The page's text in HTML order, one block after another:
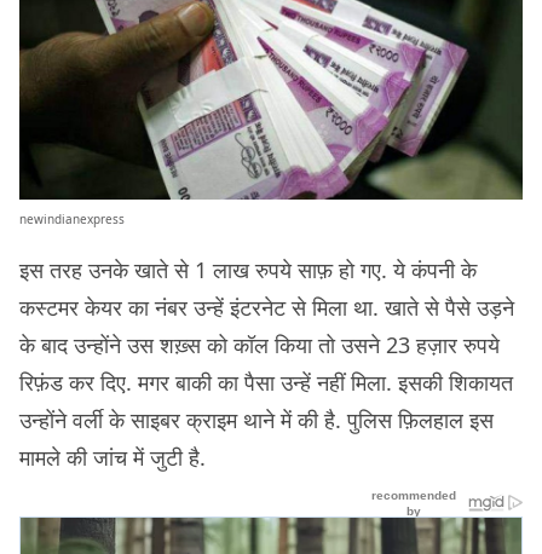
newindianexpress
इस तरह उनके खाते से 1 लाख रुपये साफ़ हो गए. ये कंपनी के
कस्टमर केयर का नंबर उन्हें इंटरनेट से मिला था. खाते से पैसे उड़ने
के बाद उन्होंने उस शख़्स को कॉल किया तो उसने 23 हज़ार रुपये
रिफ़ंड कर दिए. मगर बाकी का पैसा उन्हें नहीं मिला. इसकी शिकायत
उन्होंने वर्ली के साइबर क्राइम थाने में की है. पुलिस फ़िलहाल इस
मामले की जांच में जुटी है.